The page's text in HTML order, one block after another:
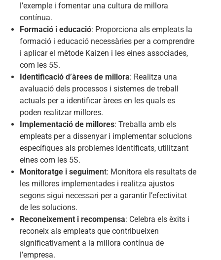
l’exemple i fomentar una cultura de millora
contínua.
Formació i educació: Proporciona als empleats la
formació i educació necessàries per a comprendre
i aplicar el mètode Kaizen i les eines associades,
com les 5S.
Identificació d’àrees de millora: Realitza una
avaluació dels processos i sistemes de treball
actuals per a identificar àrees en les quals es
poden realitzar millores.
Implementació de millores: Treballa amb els
empleats per a dissenyar i implementar solucions
específiques als problemes identificats, utilitzant
eines com les 5S.
Monitoratge i seguiment: Monitora els resultats de
les millores implementades i realitza ajustos
segons sigui necessari per a garantir l’efectivitat
de les solucions.
Reconeixement i recompensa: Celebra els èxits i
reconeix als empleats que contribueixen
significativament a la millora contínua de
l’empresa.